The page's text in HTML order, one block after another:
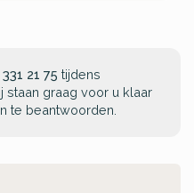
21 75 tijdens
staan graag voor u klaar
te beantwoorden.